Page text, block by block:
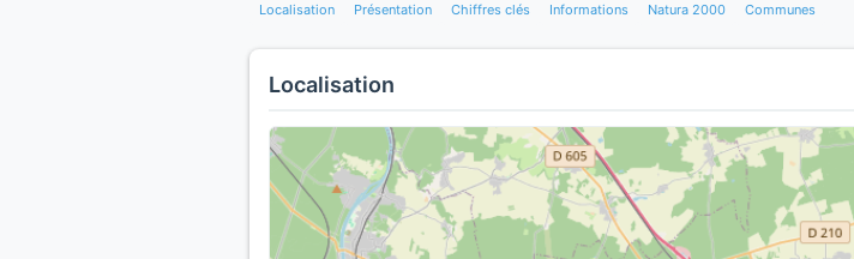
Localisation Présentation Chiffres clés Informations Natura 2000 Communes
Localisation